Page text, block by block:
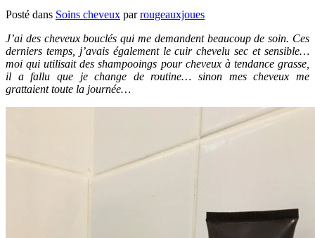
Posté dans Soins cheveux parrougeauxjoues
J’ai des cheveux bouclés qui me demandent beaucoup de soin. Ces
derniers temps, j’avais également le cuir chevelu sec et sensible…
moi qui utilisait des shampooings pour cheveux à tendance grasse,
il a fallu que je change de routine… sinon mes cheveux me
grattaient toute la journée…